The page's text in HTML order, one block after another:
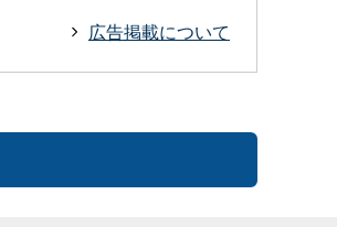
広告掲載について